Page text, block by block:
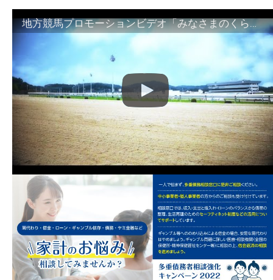
地方競馬プロモーションビデオ「みなさまのくらしのために」30秒篇｜NAR公式